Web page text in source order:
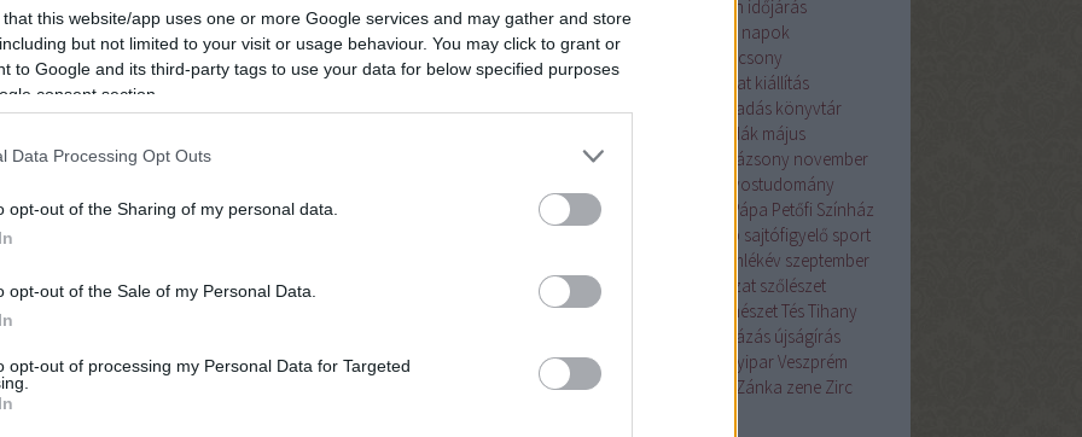
that this website/app uses one or more Google services and may gather and store
but not limited to your visit or usage behaviour. You may click to grant or
to Google and its third-party tags to use your data for below specified purposes
consent section.
Data Processing Opt Outs
opt-out of the Sharing of my personal data.
opt-out of the Sale of my Personal Data.
opt-out of processing my Personal Data for Targeted
kolostor romjai (forrás)
négy fennmaradt a mai napig. Az egyik a veszprémvölgyi
Benigna, Kinizsi Pál felesége számára készült, a
Csepely faluban élt Simon nevű kisnemes kapta.
mert a török veszély miatt a szerzetesek 1543-
eleste után felrobbantották, hogy ne vehesse be magát
vár falainak megerősítésére használták fel.
használd
hónap témája I. István időjárás
interaktív irodalom
jeles napok
jogtudományjúlius
karácsony
képzőművészet
kézirat kiállítás
költészetkönyvajánló könyvkiadás könyvtár
legendák május
mezőgazdaság
Nagyvázsony november
orvostudomány
ősbemutató
Pápa Petőfi Színház
Révfülöp sajtófigyelő sport
Szent István emlékév szeptember
színház
színművészet szobrászat szőlészet
Tapolcatelepülésfejlesztés természetTésTihany
túrázás újságírás
vallásVárpalota vegyiparVeszprém
Veszprém megye
Zánka zene Zirc